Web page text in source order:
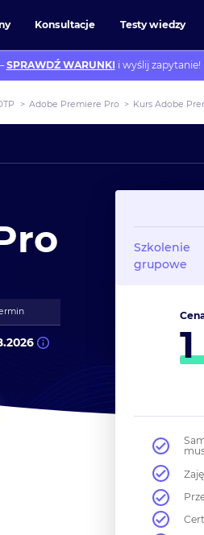
Konsultacje Testy wiedzy
SPRAWDŹ WARUNKI i wyślij zapytanie!
> Adobe Premiere Pro > Kurs Adobe
Szkolenie
grupowe